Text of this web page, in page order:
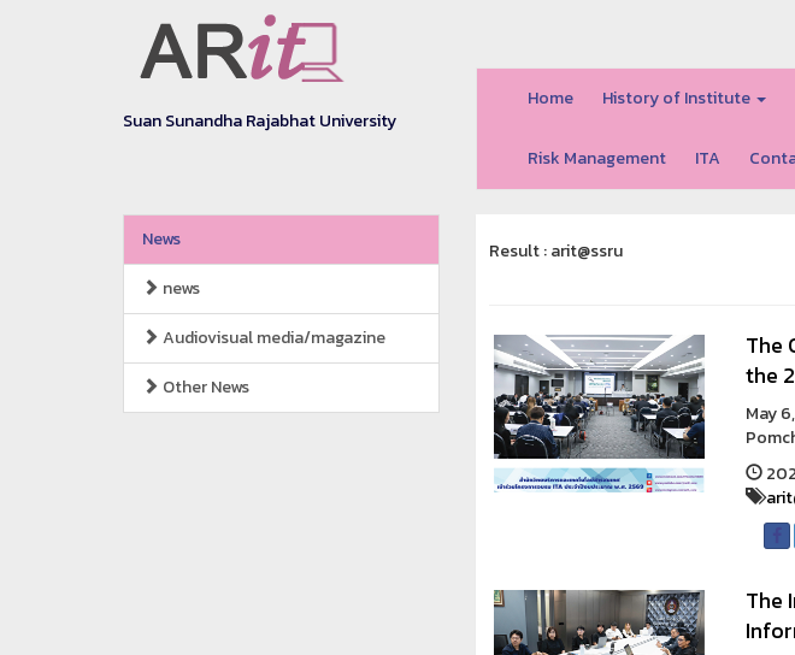
Suan Sunandha Rajabhat University
Home History of Institute
Risk Management ITA
News
news
Audiovisual media/magazine
Other News
Result : arit@ssru
The
the
May
The